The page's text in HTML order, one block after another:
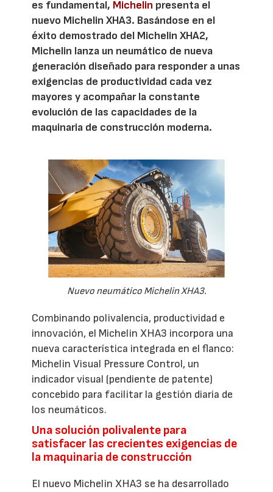
es fundamental, Michelin presenta el
nuevo Michelin XHA3. Basándose en el
éxito demostrado del Michelin XHA2,
Michelin lanza un neumático de nueva
generación diseñado para responder a unas
exigencias de productividad cada vez
mayores y acompañar la constante
evolución de las capacidades de la
maquinaria de construcción moderna.
Nuevo neumático Michelin XHA3.
Combinando polivalencia, productividad e
innovación, el Michelin XHA3 incorpora una
nueva característica integrada en el flanco:
Michelin Visual Pressure Control, un
indicador visual (pendiente de patente)
concebido para facilitar la gestión diaria de
los neumáticos.
Una solución polivalente para
satisfacer las crecientes exigencias de
la maquinaria de construcción
El nuevo Michelin XHA3 se ha desarrollado